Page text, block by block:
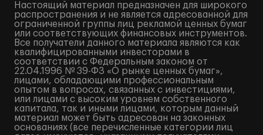
Настоящий материал предназначен для широкого
распространения и не является адресованной для
ограниченной группы лиц рекламой ценных бумаг
или соответствующих финансовых инструментов.
Все получатели данного материала являются как
квалифицированными инвесторами в
соответствии с Федеральным законом от
22.04.1996 № 39-ФЗ «О рынке ценных бумаг»,
лицами, обладающими профессиональным
опытом в вопросах, связанных с инвестициями,
или лицами с высоким уровнем собственного
капитала, так и иными лицами, которым данный
материал может быть адресован на законных
основаниях (все перечисленные категории лиц